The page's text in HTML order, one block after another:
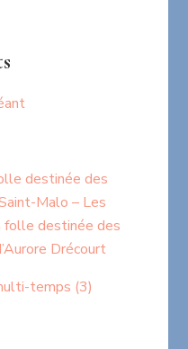
destinée des
Malo – Les
folle destinée des
Drécourt
temps (3)